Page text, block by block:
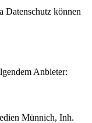
Datenschutz können
Anbieter:
Münnich, Inh.